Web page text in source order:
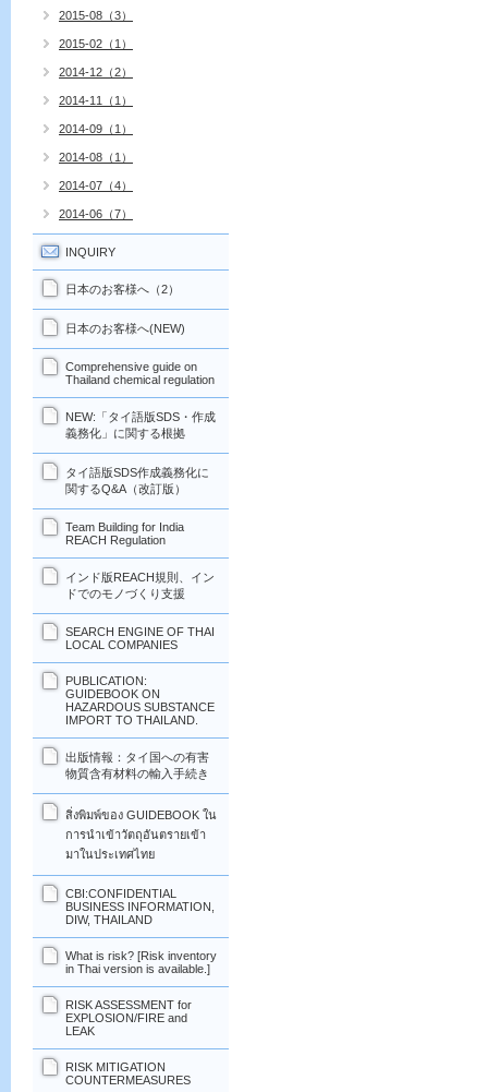
2015-08（3）
2015-02（1）
2014-12（2）
2014-11（1）
2014-09（1）
2014-08（1）
2014-07（4）
2014-06（7）
INQUIRY
日本のお客様へ（2）
日本のお客様へ(NEW)
Comprehensive guide on
Thailand chemical regulation
NEW:「タイ語版SDS・作成
義務化」に関する根拠
タイ語版SDS作成義務化に
関するQ&A（改訂版）
Team Building for India
REACH Regulation
インド版REACH規則、イン
ドでのモノづくり支援
SEARCH ENGINE OF THAI
LOCAL COMPANIES
PUBLICATION:
GUIDEBOOK ON
HAZARDOUS SUBSTANCE
IMPORT TO THAILAND.
出版情報：タイ国への有害
物質含有材料の輸入手続き
สิ่งพิมพ์ของ GUIDEBOOK ใน
การนำเข้าวัตถุอันตรายเข้า
มาในประเทศไทย
CBI:CONFIDENTIAL
BUSINESS INFORMATION,
DIW, THAILAND
What is risk? [Risk inventory
in Thai version is available.]
RISK ASSESSMENT for
EXPLOSION/FIRE and
LEAK
RISK MITIGATION
COUNTERMEASURES